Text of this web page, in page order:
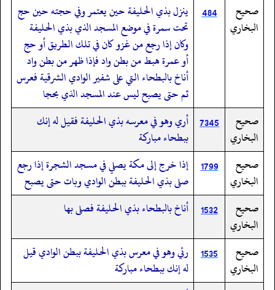
صحيح
البخاري
484
ينزل بذي الحليفة حين يعتمر وفي حجته حين حج
تحت سمرة في موضع المسجد الذي بذي الحليفة
وكان إذا رجع من غزو كان في تلك الطريق أو حج
أو عمرة هبط من بطن واد فإذا ظهر من بطن واد
أناخ بالبطحاء التي على شفير الوادي الشرقية فعرس
ثم حتى يصبح ليس عند المسجد الذي بحجا
صحيح
البخاري
7345 أري وهو في معرسه بذي الحليفة فقيل له إنك
ببطحاء مباركة
صحيح
البخاري
1799
إذا خرج إلى مكة يصلي في مسجد الشجرة إذا رجع
صلى بذي الحليفة ببطن الوادي وبات حتى يصبح
صحيح
البخاري
1532 أناخ بالبطحاء بذي الحليفة فصلى بها
صحيح
البخاري
1535
رئي وهو في معرس بذي الحليفة ببطن الوادي قيل
له إنك ببطحاء مباركة